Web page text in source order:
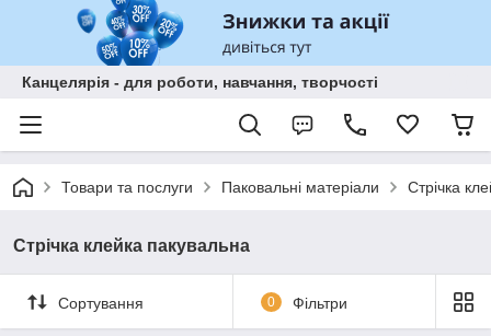
Канцелярія - для роботи, навчання, творчості
Товари та послуги Паковальні матеріали Стрічка
Стрічка клейка пакувальна
Сортування 0 Фільтри